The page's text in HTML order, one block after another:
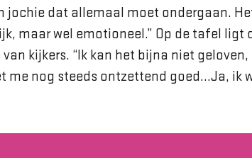
jochie dat al­lemaal moet ondergaan.
maar wel emotioneel.” Op de tafel ligt
kijkers. “Ik kan het bijna niet
me nog steeds ontzettend goed…Ja, ik